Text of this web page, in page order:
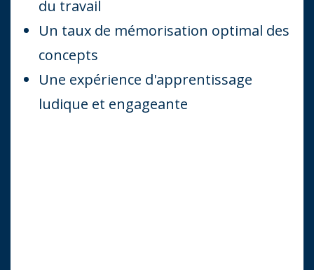
du travail
Un taux de mémorisation optimal des
concepts
Une expérience d'apprentissage
ludique et engageante